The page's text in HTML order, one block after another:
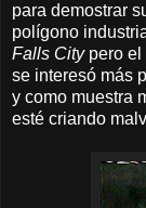
para demostrar
polígono
Falls City pero el
se interesó más
y como muestra
esté criando